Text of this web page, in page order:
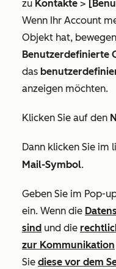
zu Kontakte >
Wenn Ihr Account
Objekt hat,
Benutzerdefinierte
das
anzeigen möchten.
Klicken Sie auf den
Dann klicken Sie im
Mail-Symbol.
Geben Sie im Pop-
ein. Wenn die
sind und die
zur Kommunikation
Sie diese vor dem